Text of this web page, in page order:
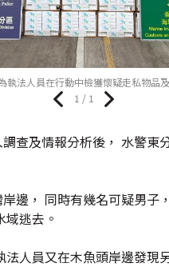
執法人員在行動中檢獲懷疑走私物品
1 / 1
查及情報分析後， 水警
邊， 同時有幾名可疑男
逃去。
人員又在木魚頭岸邊發現